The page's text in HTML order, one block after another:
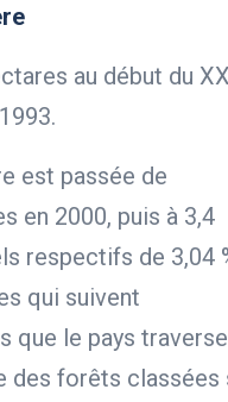
au début du
est passée de
en 2000, puis à 3,4
respectifs de 3,04
qui suivent
que le pays traverse
des forêts classées